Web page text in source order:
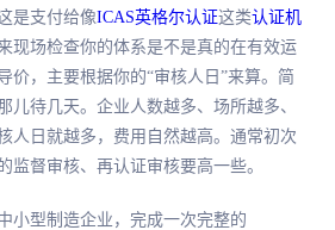
是支付给像ICAS英格尔认证这类认证机
现场检查你的体系是不是真的在有效运
价，主要根据你的“审核人日”来算。简
儿待几天。企业人数越多、场所越多、
人日就越多，费用自然越高。通常初次
监督审核、再认证审核要高一些。
小型制造企业，完成一次完整的